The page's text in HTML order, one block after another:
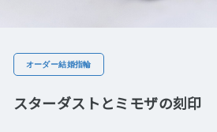
オーダー結婚指輪
スターダストとミモザの刻印